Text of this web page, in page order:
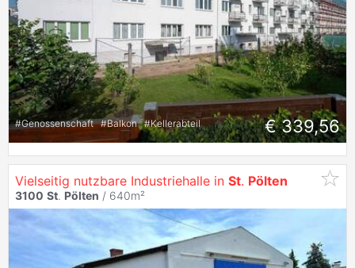
#Genossenschaft #Balkon #Kellerabteil € 339,56
Vielseitig nutzbare Industriehalle in St. Pölten
3100 St. Pölten / 640m²